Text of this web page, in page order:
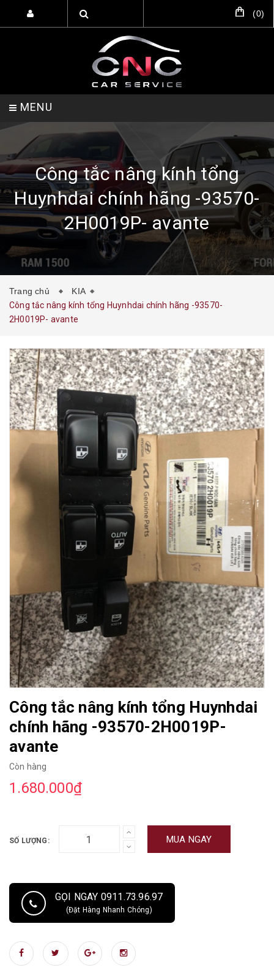
(0)
MENU
TRANG CHỦ DỊCH VỤ SẢN PHẨM
HỖ TRỢ SETUP GARA LIÊN HỆ
Công tắc nâng kính tổng
Huynhdai chính hãng -93570-
2H0019P- avante
Trang chủ
KIA
Công tắc nâng kính tổng Huynhdai chính hãng -93570-
2H0019P- avante
Công tắc nâng kính tổng Huynhdai
chính hãng -93570-2H0019P-
avante
Còn hàng
1.680.000₫
SỐ LƯỢNG: MUA NGAY
GỌI NGAY 0911.73.96.97
(Đặt Hàng Nhanh Chóng)